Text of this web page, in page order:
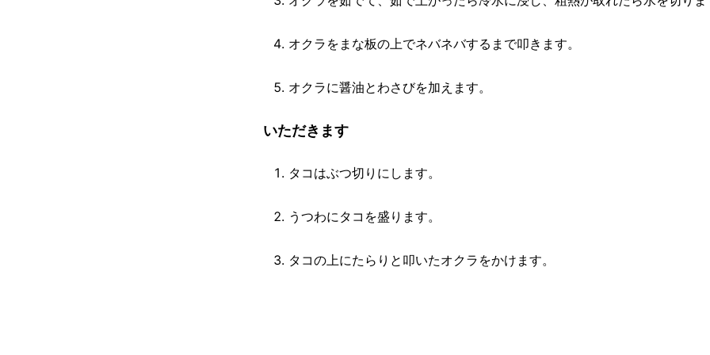
オクラをまな板の上でネバネバするまで叩きます。
オクラに醤油とわさびを加えます。
いただきます
タコはぶつ切りにします。
うつわにタコを盛ります。
タコの上にたらりと叩いたオクラをかけます。